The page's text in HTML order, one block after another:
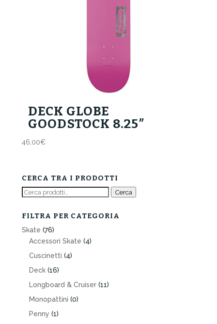
DECK GLOBE
GOODSTOCK 8.25″
46,00€
CERCA TRA I PRODOTTI
Cerca: Cerca
FILTRA PER CATEGORIA
Skate (76)
Accessori Skate (4)
Cuscinetti (4)
Deck (16)
Longboard & Cruiser (11)
Monopattini (0)
Penny (1)